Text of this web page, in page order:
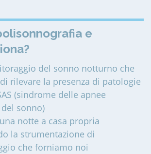
e
del sonno notturno che
rilevare la presenza di patologie
(sindrome delle apnee
sonno)
notte a casa propria
la strumentazione di
che forniamo noi